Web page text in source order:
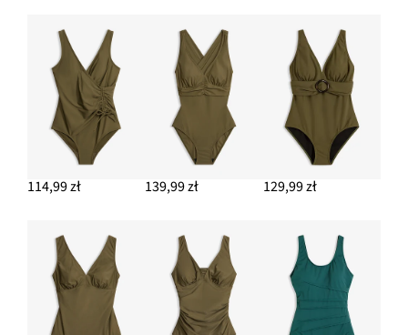
114,99 zł 139,99 zł 129,99 zł